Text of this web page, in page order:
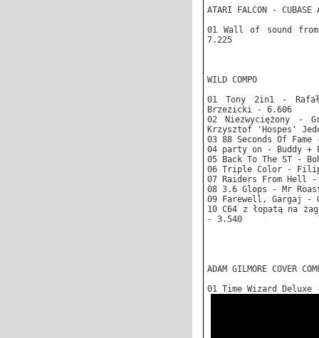
ATARI FALCON - CUBASE
01 Wall of sound
7.225
WILD COMPO
01 Tony 2in1 -
Brzezicki - 6.606
02 Niezwyciężony -
Krzysztof 'Hospes'
03 88 Seconds Of
04 party on - Buddy +
05 Back To The ST -
06 Triple Color -
07 Raiders From Hell -
08 3.6 Glops - Mr
09 Farewell, Gargaj -
10 C64 z łopatą na
- 3.540
ADAM GILMORE COVER
01 Time Wizard Deluxe